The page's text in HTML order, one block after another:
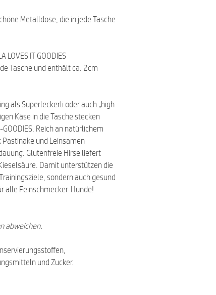
Metalldose, die in jede Tasche
IT GOODIES
Tasche und enthält ca. 2cm
als Superleckerli oder auch „high
Käse in die Tasche stecken
Reich an natürlichem
und Leinsamen
Glutenfreie Hirse liefert
Damit unterstützen die
sondern auch gesund
alle Feinschmecker-Hunde!
abweichen.
und Zucker.